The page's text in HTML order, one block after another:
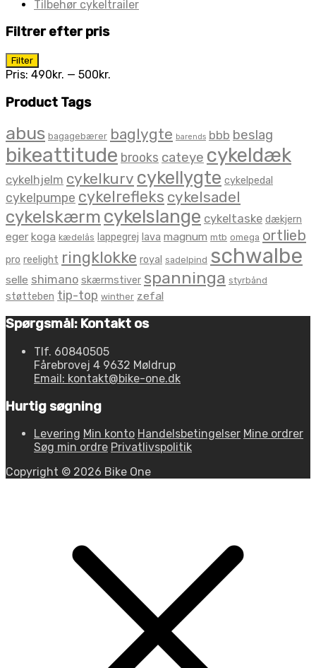
Tilbehør cykeltrailer
Filtrer efter pris
Mindste
pris
Højeste
pris
Filter
Pris: 490kr. — 500kr.
Product Tags
abus bagagebærer baglygte barends bbb beslag
bikeattitude brooks cateye cykeldæk
cykelhjelm cykelkurv cykellygte cykelpedal
cykelpumpe cykelrefleks cykelsadel
cykelskærm cykelslange cykeltaske dækjern
eger koga kædelås lappegrej lava magnum mtb omega ortlieb
pro reelight ringklokke royal sadelpind schwalbe
selle shimano skærmstiver spanninga styrbånd
støtteben tip-top winther zefal
Spørgsmål: Kontakt os
Tlf. 60840505
Fårebrovej 4 9632 Møldrup
Email: kontakt@bike-one.dk
Hurtig søgning
Levering Min konto Handelsbetingelser Mine ordrer
Søg min ordre Privatlivspolitik
Copyright © 2026 Bike One